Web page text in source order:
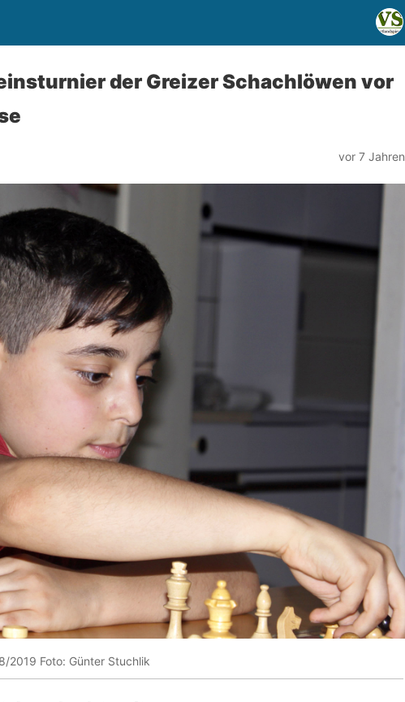
der Greizer Schachlöwen vor
vor 7 Jahren
2019 Foto: Günter Stuchlik